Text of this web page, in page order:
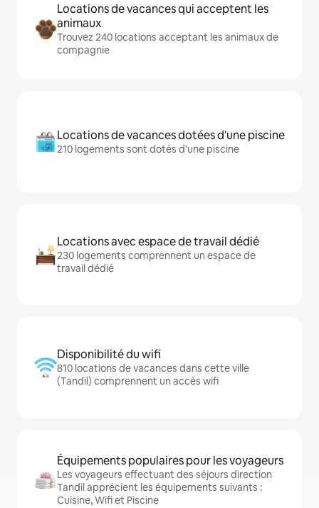
Locations de vacances qui acceptent les
animaux
Trouvez 240 locations acceptant les animaux de
compagnie
Locations de vacances dotées d'une piscine
210 logements sont dotés d'une piscine
Locations avec espace de travail dédié
230 logements comprennent un espace de
travail dédié
Disponibilité du wifi
810 locations de vacances dans cette ville
(Tandil) comprennent un accès wifi
Équipements populaires pour les voyageurs
Les voyageurs effectuant des séjours direction
Tandil apprécient les équipements suivants :
Cuisine, Wifi et Piscine